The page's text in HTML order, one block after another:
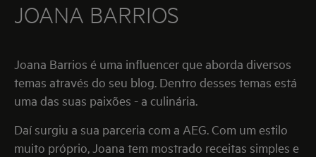
JOANA BARRIOS
Joana Barrios é uma influencer que aborda diversos
temas através do seu blog. Dentro desses temas está
uma das suas paixões - a culinária.
Daí surgiu a sua parceria com a AEG. Com um estilo
muito próprio, Joana tem mostrado receitas simples e